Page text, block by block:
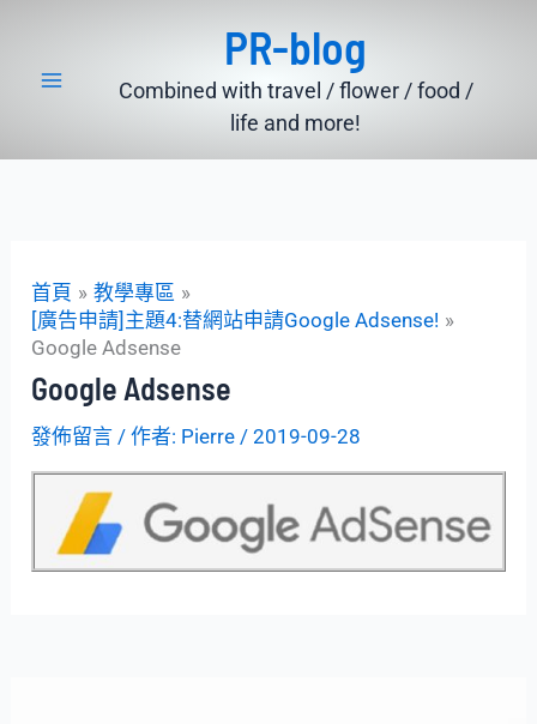
PR-blog
Combined with travel / flower / food /
life and more!
首頁
教學專區
[廣告申請]主題4:替網站申請Google Adsense!
Google Adsense
Google Adsense
發佈留言 / 作者: Pierre /2019-09-28